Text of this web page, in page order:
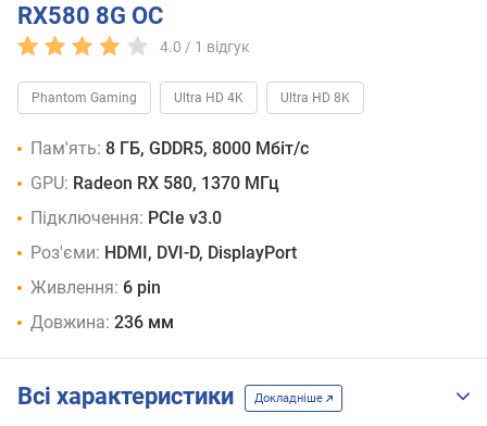
RX580 8G OC
4.0 / 1 відгук
Phantom Gaming Ultra HD 4K Ultra HD 8K
Пам'ять: 8 ГБ, GDDR5, 8000 Мбіт/с
GPU: Radeon RX 580, 1370 МГц
Підключення: PCIe v3.0
Роз'єми: HDMI, DVI-D, DisplayPort
Живлення: 6 pin
Довжина: 236 мм
Всі характеристики Докладніше